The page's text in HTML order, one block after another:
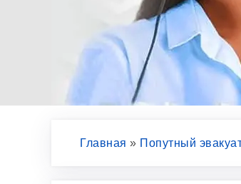
Главная » Попутный